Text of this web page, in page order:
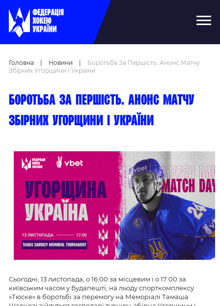
Головна Новини
Боротьба За Першість. Анонс Матчу
Збірних Угорщини І України
Боротьба за першість. Анонс матчу
збірних Угорщини і України
Сьогодні, 13 листопада, о 16:00 за місцевим і о 17:00 за
київським часом у Будапешті, на льоду спорткомплексу
«Тюске» в боротьбі за перемогу на Меморіалі Тамаша